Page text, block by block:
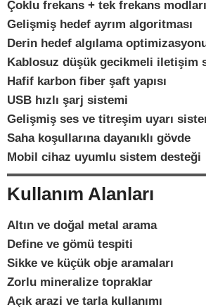
Çoklu frekans + tek frekans modları
Gelişmiş hedef ayrım algoritması
Derin hedef algılama
Kablosuz düşük gecikmeli iletişim
Hafif karbon fiber şaft yapısı
USB hızlı şarj sistemi
Gelişmiş ses ve titreşim uyarı
Saha koşullarına dayanıklı gövde
Mobil cihaz uyumlu sistem desteği
Kullanım Alanları
Altın ve doğal metal arama
Define ve gömü tespiti
Sikke ve küçük obje aramaları
Zorlu mineralize topraklar
Açık arazi ve tarla kullanımı